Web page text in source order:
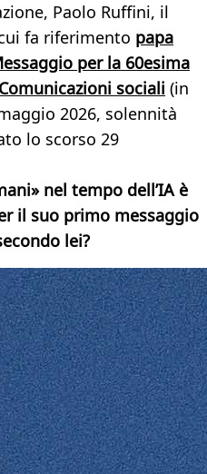
Paolo Ruffini, il
fa riferimento papa
per la 60esima
sociali (in
2026, solennità
lo scorso 29
nel tempo dell’IA è
il suo primo messaggio
lei?